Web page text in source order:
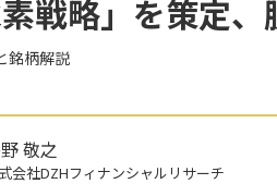
戦略」を策定
銘柄解説
敬之
会社DZHフィナンシャルリサーチ